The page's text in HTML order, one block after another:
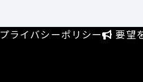
プライバシーポリシー 要望